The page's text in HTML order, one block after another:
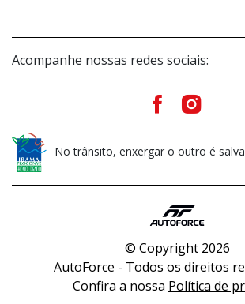
Acompanhe nossas redes sociais:
No trânsito, enxergar o outro é
© Copyright 2026
AutoForce - Todos os direitos
Confira a nossa Política de